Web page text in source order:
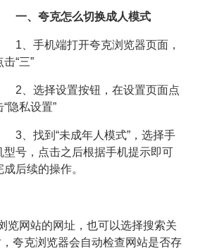
一、夸克怎么切换成人模式
1、手机端打开夸克浏览器页面，
击“三”
2、选择设置按钮，在设置页面点
“隐私设置”
3、找到“未成年人模式”，选择手
型号，点击之后根据手机提示即可
成后续的操作。
览网站的网址，也可以选择搜索关
夸克浏览器会自动检查网站是否存